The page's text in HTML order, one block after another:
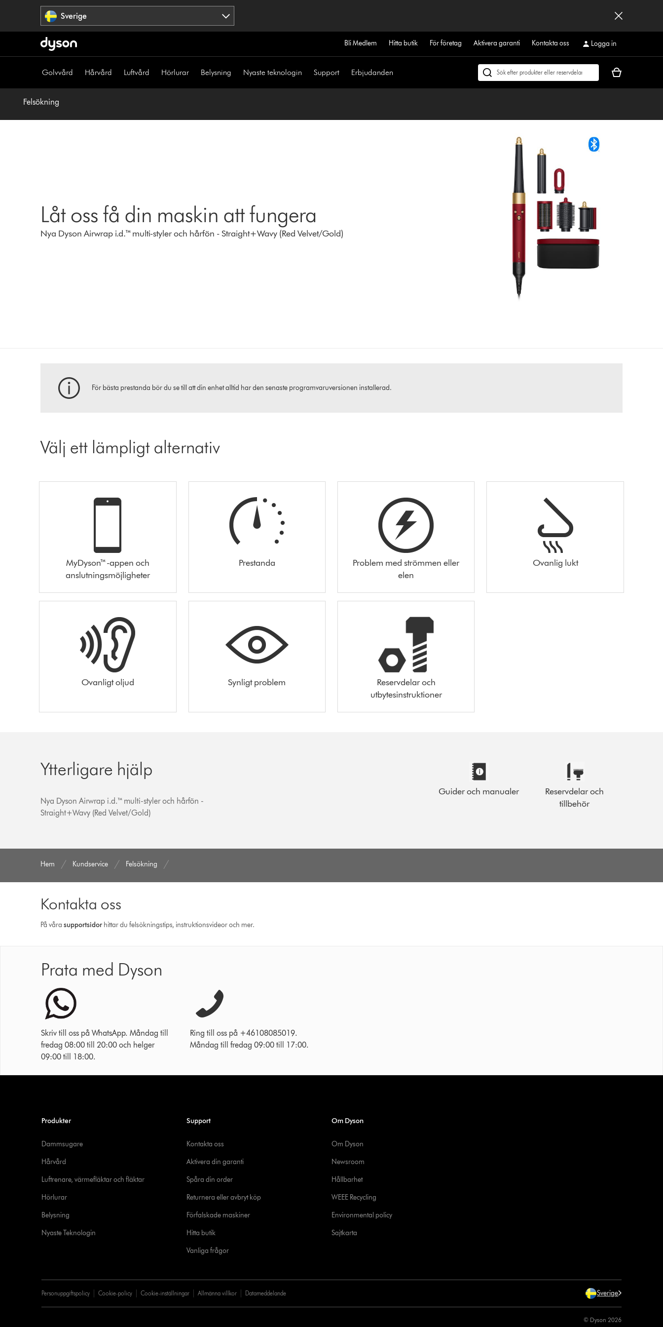
Sverige
Bli Medlem Hitta butik För företag Aktivera garanti Kontakta oss Logga in
Golvvård Hårvård Luftvård Hörlurar Belysning Nyaste teknologin Support Erbjudanden
Sök
Kundvagnen
Felsökning
Låt oss få din maskin att fungera
Nya Dyson Airwrap i.d.™ multi-styler och hårfön - Straight+Wavy (Red Velvet/Gold)
För bästa prestanda bör du se till att din enhet alltid har den senaste programvaruversionen installerad.
Välj ett lämpligt alternativ
MyDyson™-appen och
anslutningsmöjligheter
Prestanda
Problem med strömmen eller
elen
Ovanlig lukt
Ovanligt oljud Synligt problem
Reservdelar och
utbytesinstruktioner
Ytterligare hjälp
Nya Dyson Airwrap i.d.™ multi-styler och hårfön -
Straight+Wavy (Red Velvet/Gold)
Guider och manualer
Reservdelar och
tillbehör
Hem Kundservice Felsökning
Kontakta oss
På vårasupport­sidor hittar du felsökningstips, instruktionsvideor och mer.
Prata med Dyson
Skriv till oss på WhatsApp. Måndag till
fredag 08:00 till 20:00 och helger
09:00 till 18:00.
Ring till oss på +46108085019.
Måndag till fredag 09:00 till 17:00.
Produkter
Dammsugare
Hårvård
Luftrenare, värmefläktar och fläktar
Hörlurar
Belysning
Nyaste Teknologin
Support
Kontakta oss
Aktivera din garanti
Spåra din order
Returnera eller avbryt köp
Förfalskade maskiner
Hitta butik
Vanliga frågor
Om Dyson
Om Dyson
Newsroom
Hållbarhet
WEEE Recycling
Environmental policy
Sajtkarta
Personuppgiftspolicy Cookie-policy Cookie-inställningar Allmänna villkor Datameddelande Sverige
© Dyson 2026